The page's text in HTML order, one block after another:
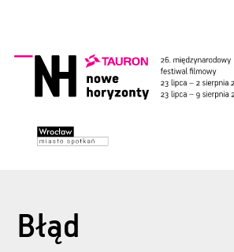
Błąd